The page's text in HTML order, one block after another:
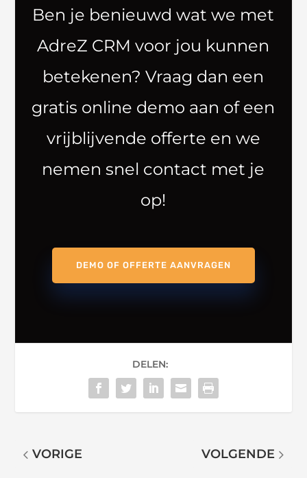
Ben je benieuwd wat we met
AdreZ CRM voor jou kunnen
betekenen? Vraag dan een
gratis online demo aan of een
vrijblijvende offerte en we
nemen snel contact met je
op!
DEMO OF OFFERTE AANVRAGEN
DELEN:
VORIGE VOLGENDE